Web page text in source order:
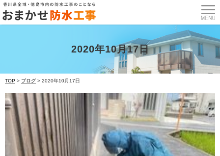
2020年10月17日
TOP > ブログ > 2020年10月17日